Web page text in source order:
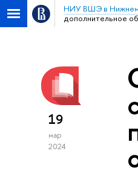
НИУ ВШЭ в
дополнительное
19
мар
2024